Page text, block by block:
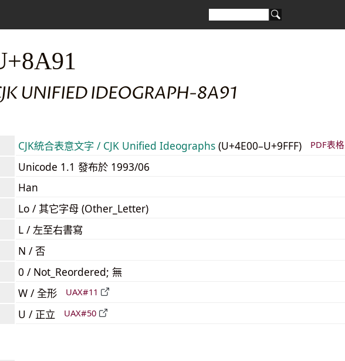
UNIFIED IDEOGRAPH-8A91
CJK統合表意文字 / CJK Unified Ideographs (U+4E00–U+9FFF) PDF表格
Unicode 1.1 發布於 1993/06
Han
Lo / 其它字母 (Other_Letter)
L / 左至右書寫
N / 否
0 / Not_Reordered; 無
W / 全形 UAX#11
U / 正立 UAX#50